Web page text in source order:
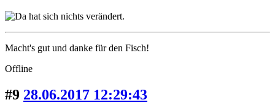
Macht's gut und danke für den Fisch!
Offline
#9 28.06.2017 12:29:43